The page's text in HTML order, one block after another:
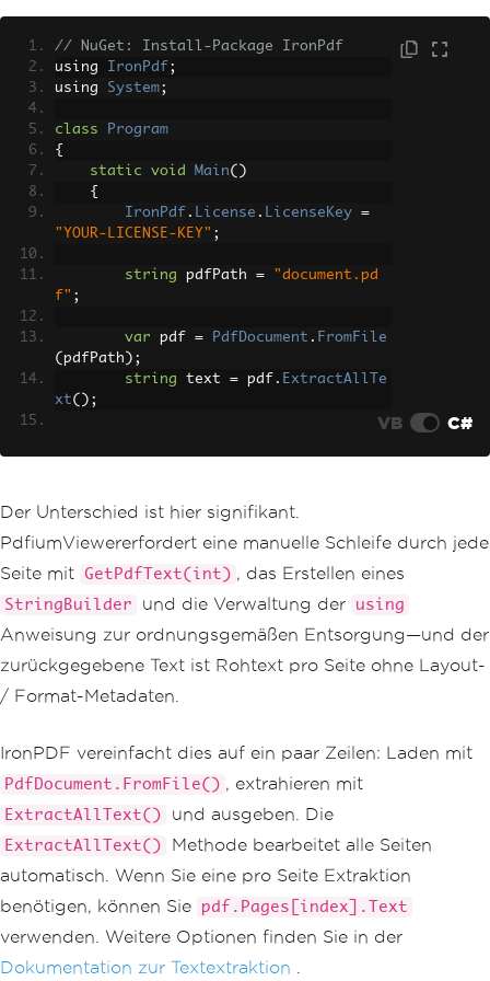
        using
(var document =
PdfDocum
ent . Load pdfPath ))
StringBuilder
tringBuilder
();
PageCount i ++)
// PdfiumViewer's text
extraction is per-page raw text via Ge
// No layout / format
metadata is exposed.
GetPdfText
);
xt
ToS
tring());
}
// NuGet: Install-Package IronPdf
using IronPdf ;
using System;
class
Program
{
static
void Main()
{
IronPdf . License . LicenseKey
=
"YOUR-LICENSE-KEY" ;
string pdfPath =
"document.pd
f" ;
var pdf = PdfDocument . FromFile
( pdfPath );
string text = pdf . ExtractAllTe
xt();
VB C#
Der Unterschied ist hier signifikant.
PdfiumViewererfordert eine manuelle Schleife durch jede
Seite mit GetPdfText(int) , das Erstellen eines
StringBuilder und die Verwaltung der using
Anweisung zur ordnungsgemäßen Entsorgung—und der
zurückgegebene Text ist Rohtext pro Seite ohne Layout-
/ Format-Metadaten.
IronPDF vereinfacht dies auf ein paar Zeilen: Laden mit
PdfDocument.FromFile() , extrahieren mit
ExtractAllText() und ausgeben. Die
ExtractAllText()
Methode bearbeitet alle Seiten
automatisch. Wenn Sie eine pro Seite Extraktion
benötigen, können Sie
pdf.Pages[index].Text
verwenden. Weitere Optionen finden Sie in der
Dokumentation zur Textextraktion